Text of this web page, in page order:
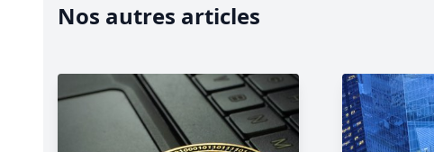
Nos autres articles